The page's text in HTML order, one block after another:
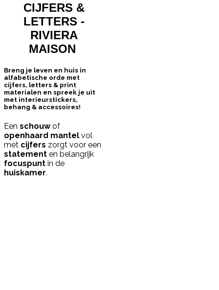
CIJFERS &
LETTERS -
RIVIERA
MAISON
Breng je leven en huis in
alfabetische orde met
cijfers, letters & print
materialen en spreek je uit
met interieurstickers,
behang & accessoires!
Een schouwof
openhaard mantel vol
met cijfers zorgt voor een
statement en belangrijk
focuspunt in de
huiskamer.